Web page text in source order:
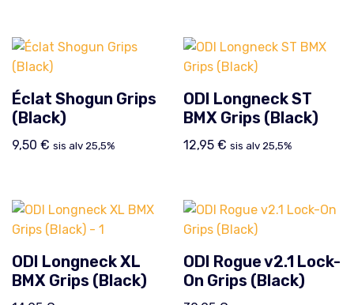
Éclat Shogun Grips
(Black)
9,50 € sis alv 25,5%
ODI Longneck ST
BMX Grips (Black)
12,95€ sis alv 25,5%
ODI Longneck XL
BMX Grips (Black)
ODI Rogue v2.1 Lock-
On Grips (Black)